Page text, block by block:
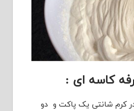
کاسه ای :
کرم شانتی یک پاکت و دو